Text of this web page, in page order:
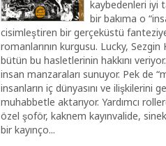
kaybedenleri iyi
bir bakıma o
cisimleştiren bir gerçeküstü
romanlarının kurgusu. Lucky, Sezgin
bütün bu hasletlerinin hakkını
insan manzaraları sunuyor. Pek de
insanların iç dünyasını ve ilişkilerini
muhabbetle aktarıyor. Yardımcı
özel şoför, kaknem kayınvalide, sinek
bir kayınço...